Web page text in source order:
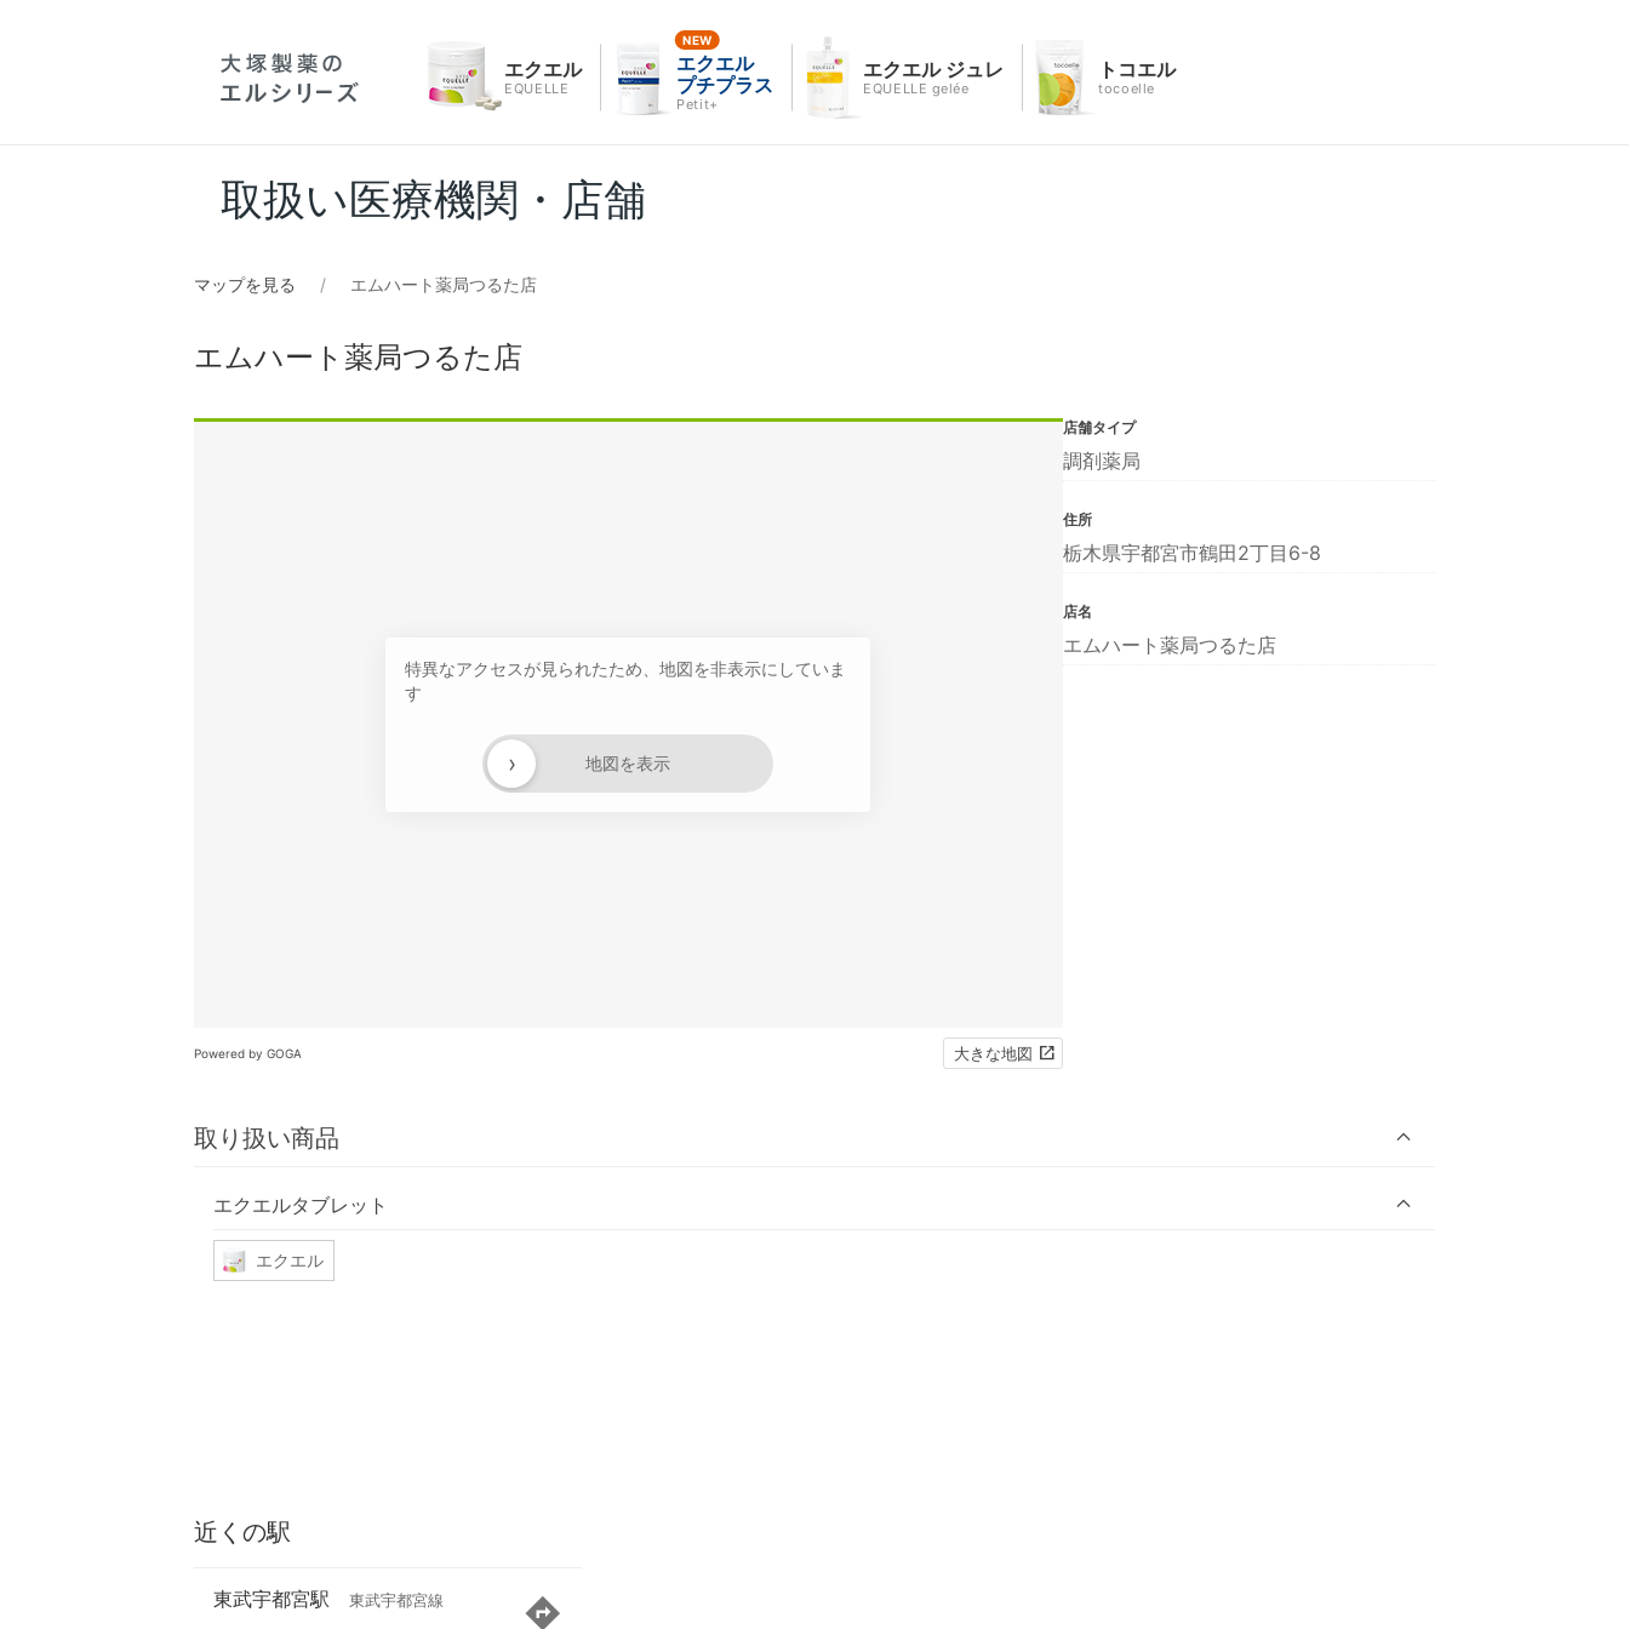
エクエル
EQUELLE
エクエル
プチプラス
Petit+
エクエル ジュレ
EQUELLE gelée
トコエル
tocoelle
取扱い医療機関・店舗
マップを見る エムハート薬局つるた店
エムハート薬局つるた店
特異なアクセスが見られたため、地図を非表示にしていま
す
地図を表示
›
Powered by GOGA 大きな地図
取り扱い商品
エクエルタブレット
エクエル
店舗タイプ
調剤薬局
住所
栃木県宇都宮市鶴田2丁目6-8
店名
エムハート薬局つるた店
近くの駅
東武宇都宮駅 東武宇都宮線